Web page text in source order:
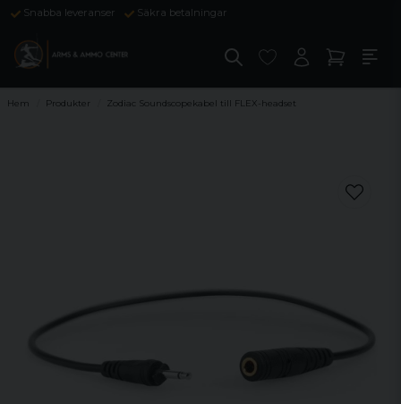
Snabba leveranser Säkra betalningar
Hem Produkter Zodiac Soundscopekabel till FLEX-headset